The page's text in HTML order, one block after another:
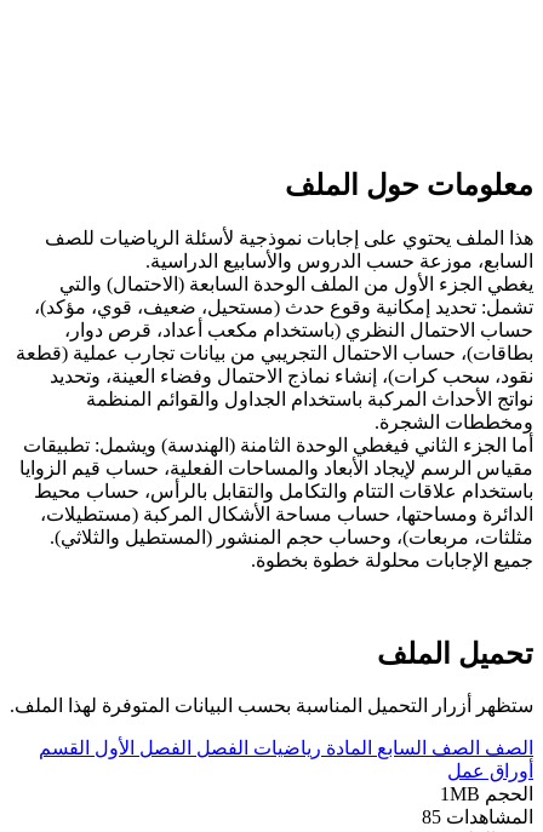
معلومات حول الملف
هذا الملف يحتوي على إجابات نموذجية لأسئلة الرياضيات للصف
السابع، موزعة حسب الدروس والأسابيع الدراسية.
يغطي الجزء الأول من الملف الوحدة السابعة (الاحتمال) والتي
تشمل: تحديد إمكانية وقوع حدث (مستحيل، ضعيف، قوي، مؤكد)،
حساب الاحتمال النظري (باستخدام مكعب أعداد، قرص دوار،
بطاقات)، حساب الاحتمال التجريبي من بيانات تجارب عملية (قطعة
نقود، سحب كرات)، إنشاء نماذج الاحتمال وفضاء العينة، وتحديد
نواتج الأحداث المركبة باستخدام الجداول والقوائم المنظمة
ومخططات الشجرة.
أما الجزء الثاني فيغطي الوحدة الثامنة (الهندسة) ويشمل: تطبيقات
مقياس الرسم لإيجاد الأبعاد والمساحات الفعلية، حساب قيم الزوايا
باستخدام علاقات التتام والتكامل والتقابل بالرأس، حساب محيط
الدائرة ومساحتها، حساب مساحة الأشكال المركبة (مستطيلات،
مثلثات، مربعات)، وحساب حجم المنشور (المستطيل والثلاثي).
جميع الإجابات محلولة خطوة بخطوة.
تحميل الملف
ستظهر أزرار التحميل المناسبة بحسب البيانات المتوفرة لهذا الملف.
الصف الصف السابع المادة رياضيات الفصل الفصل الأول
القسم
أوراق عمل
الحجم 1MB
المشاهدات 85